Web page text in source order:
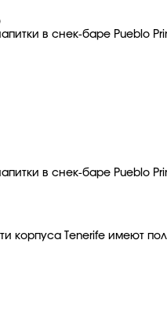
в снек-баре Pueblo
в снек-баре Pueblo
корпуса Tenerife имеют